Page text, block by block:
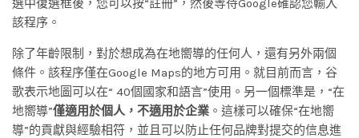
選中復選框後，您可以按“註冊”，然後等待Google確認您輸入
該程序。
除了年齡限制，對於想成為在地嚮導的任何人，還有另外兩個
條件。該程序僅在Google Maps的地方可用。就目前而言，谷
歌表示地圖可以在“ 40個國家和語言”使用。另一個標準是，“在
地嚮導”僅適用於個人，不適用於企業 。這樣可以確保“在地嚮
導”的貢獻與經驗相符，並且可以防止任何品牌對提交的信息進